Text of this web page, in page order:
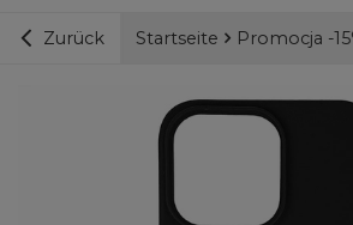
Zurück Startseite Promocja -